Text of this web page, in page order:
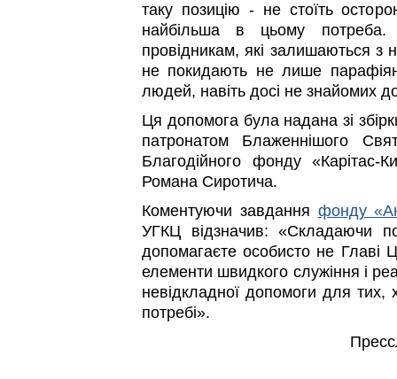
таку позицію - не стоїть
найбільша в цьому
провідникам, які залишаються з
не покидають не лише
людей, навіть досі не знайомих
Ця допомога була надана зі
патронатом Блаженнішого
Благодійного фонду «Карітас-
Романа Сиротича.
Коментуючи завдання фонду
УГКЦ відзначив: «Складаючи
допомагаєте особисто не Главі
елементи швидкого служіння і
невідкладної допомоги для тих,
потребі».